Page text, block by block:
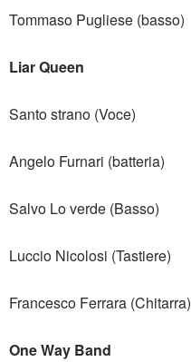
Tommaso Pugliese (basso)
Liar Queen
Santo strano (Voce)
Angelo Furnari (batteria)
Salvo Lo verde (Basso)
Luccio Nicolosi (Tastiere)
Francesco Ferrara (Chitarra)
One Way Band